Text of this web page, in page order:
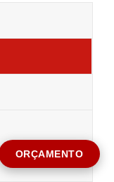
ORÇAMENTO